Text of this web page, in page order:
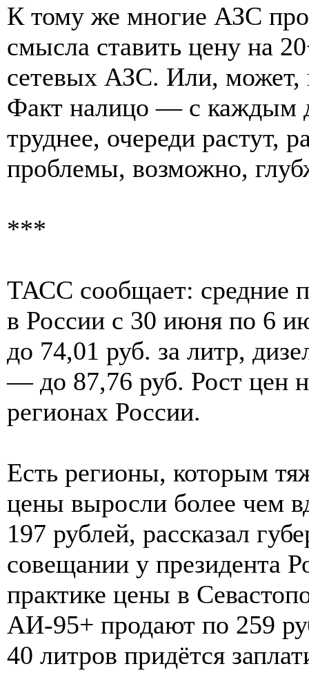
К тому же многие АЗС
смысла ставить цену на
сетевых АЗС. Или, может,
Факт налицо — с каждым
труднее, очереди растут,
проблемы, возможно,
***
ТАСС сообщает: средние
в России с 30 июня по 6
до 74,01 руб. за литр,
— до 87,76 руб. Рост цен
регионах России.
Есть регионы, которым
цены выросли более чем
197 рублей, рассказал
совещании у президента
практике цены в
АИ-95+ продают по 259
40 литров придётся